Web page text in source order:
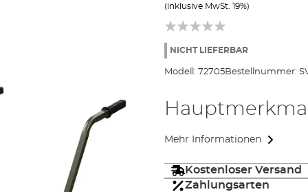
(inklusive MwSt. 19%)
NICHT LIEFERBAR
Modell: 72705Bestellnummer:
Mehr Informationen
Kostenloser Versand
Zahlungsarten